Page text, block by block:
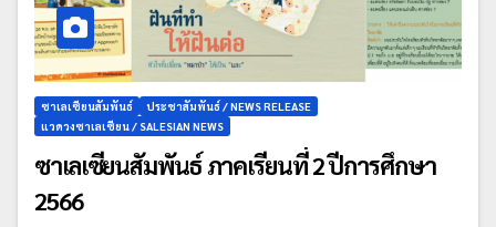
ซาเลเซียนสัมพันธ์
ประชาสัมพันธ์ / NEWS RELEASE
แวดวงซาเลเซียน / SALESIAN NEWS
ซาเลเซียนสัมพันธ์ ภาคเรียนที่ 2 ปีการศึกษา
2566